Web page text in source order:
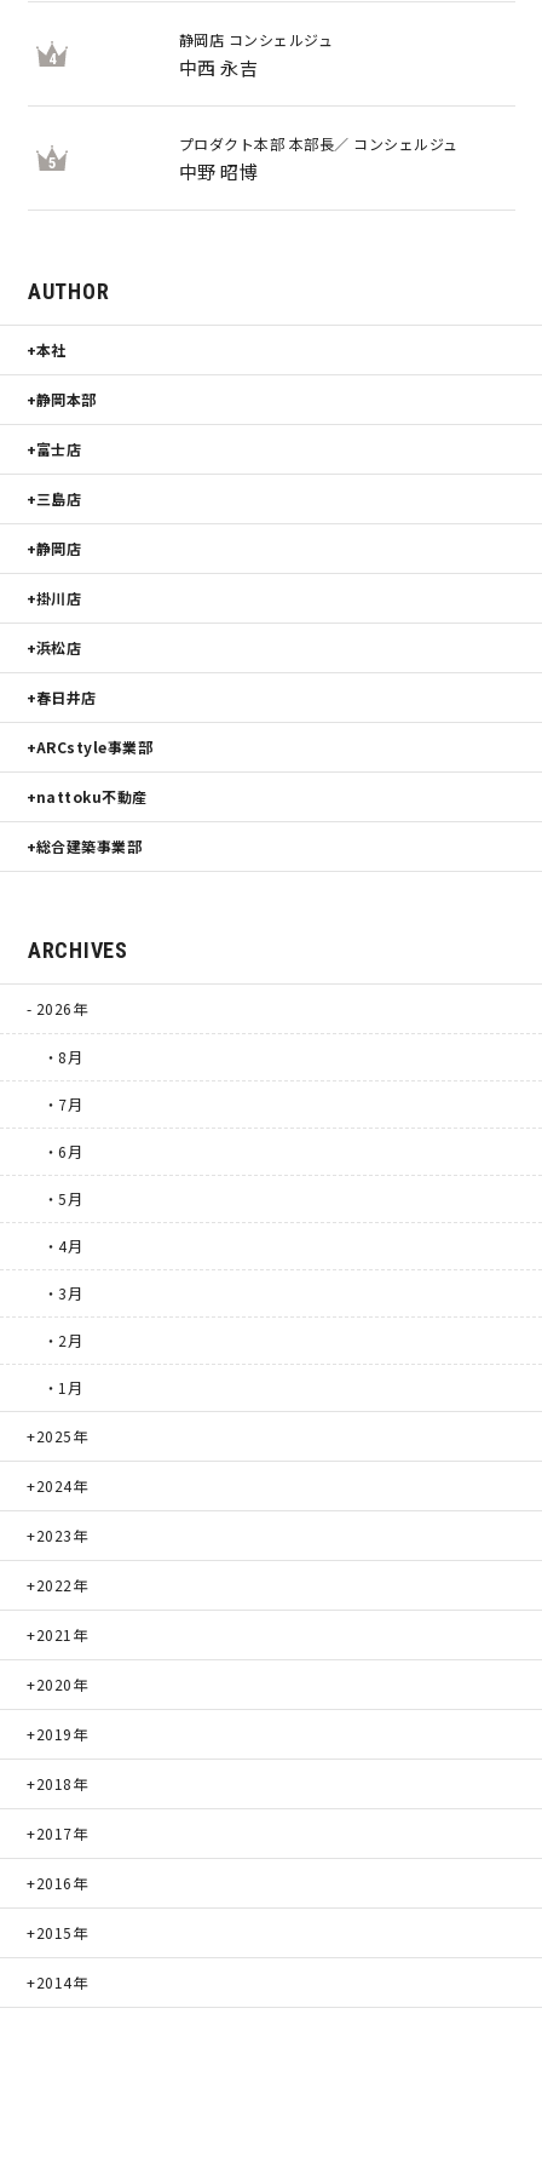
4
静岡店 コンシェルジュ
中西 永吉
5
プロダクト本部 本部長／ コンシェルジュ
中野 昭博
AUTHOR
本社
静岡本部
富士店
三島店
静岡店
掛川店
浜松店
春日井店
ARCstyle事業部
nattoku不動産
総合建築事業部
ARCHIVES
2026年
・8月
・7月
・6月
・5月
・4月
・3月
・2月
・1月
2025年
2024年
2023年
2022年
2021年
2020年
2019年
2018年
2017年
2016年
2015年
2014年